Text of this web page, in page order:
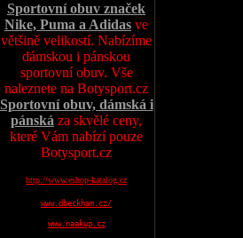
Sportovní obuv značek
Nike, Puma a Adidas ve
většině velikostí. Nabízíme
dámskou i pánskou
sportovní obuv. Vše
naleznete na Botysport.cz
Sportovní obuv, dámská i
pánská za skvělé ceny,
které Vám nabízí pouze
Botysport.cz
http://www.eshop-katalog.cz
www.dbeckham.cz/
www.naakup.cz